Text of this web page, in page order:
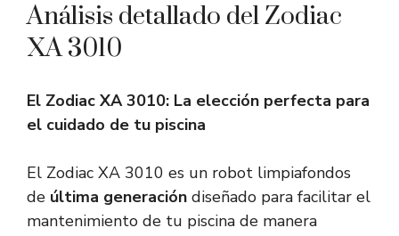
Análisis detallado del Zodiac
XA 3010
El Zodiac XA 3010: La elección perfecta para
el cuidado de tu piscina
El Zodiac XA 3010 es un robot limpiafondos
de última generación diseñado para facilitar el
mantenimiento de tu piscina de manera